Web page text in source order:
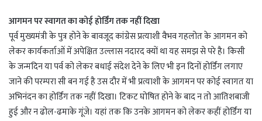
आगमन पर स्वागत का कोई होर्डिंग तक नहीं दिखा
पूर्व मुख्यमंत्री के पुत्र होने के बावजूद कांग्रेस प्रत्याशी वैभव गहलोत के आगमन को
लेकर कार्यकर्ताओं में अपेक्षित उल्लास नदारद क्यों था यह समझ से परे है। किसी
के जन्मदिन या पर्व को लेकर बधाई संदेश देने के लिए भी इन दिनों होर्डिंग लगाए
जाने की परम्परा सी बन गई है उस दौर में भी प्रत्याशी के आगमन पर कोई स्वागत या
अभिनंदन का होर्डिंग तक नहीं दिखा। टिकट घोषित होने के बाद न तो आतिशबाजी
हुई और न ढोल-ढमाके गूंजे। यहां तक कि उनके आगमन को लेकर कहीं होर्डिंग या